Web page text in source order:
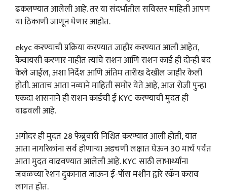
ढकलण्यात आलेली आहे. तर या संदर्भातील सविस्तर माहिती आपण
या ठिकाणी जाणून घेणार आहोत.
ekyc करण्याची प्रक्रिया करण्यात जाहीर करण्यात आली आहेत,
केवायसी करणार नाहीत त्यांचे राशन आणि राशन कार्ड ही दोन्ही बंद
केले जाईल, अशा निर्देश आणि अंतिम तारीख देखील जाहीर केली
होती. आताच आता नव्याने माहिती समोर येते आहे, आज रोजी पुन्हा
एकदा शासनाने ही राशन कार्डची ई KYC करण्याची मुदत ही
वाढवली आहे.
अगोदर ही मुदत 28 फेब्रुवारी निश्चित करण्यात आली होती, यात
आता नागरिकांना सर्व होणाऱ्या अडचणी लक्षात घेऊन 30 मार्च पर्यंत
आता मुदत वाढवण्यात आलेली आहे. KYC साठी लाभार्थ्यांना
जवळच्या रेशन दुकानात जाऊन ई-पॉस मशीन द्वारे स्कॅन कराव
लागत होत.